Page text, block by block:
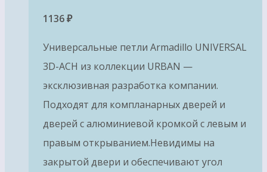
1136₽
Универсальные петли Armadillo UNIVERSAL
3D-ACH из коллекции URBAN —
эксклюзивная разработка компании.
Подходят для компланарных дверей и
дверей с алюминиевой кромкой с левым и
правым открыванием.Невидимы на
закрытой двери и обеспечивают угол